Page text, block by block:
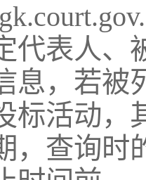
代表人、
息，若被
标活动，
，查询时